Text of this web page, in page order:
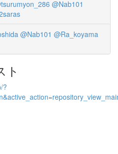
@Nab101
@Nab101 @Ra_koyama
ト
?